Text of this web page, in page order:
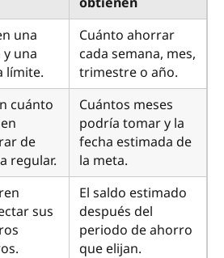
una
y una
límite.
Cuánto ahorrar
cada semana, mes,
trimestre o año.
cuánto
de
regular.
Cuántos meses
podría tomar y la
fecha estimada de
la meta.
sus
El saldo estimado
después del
periodo de ahorro
que elijan.